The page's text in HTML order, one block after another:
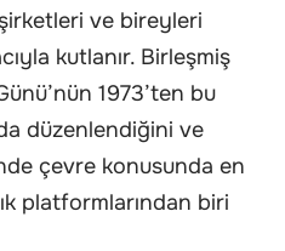
ve bireyleri
kutlanır. Birleşmiş
1973’ten bu
düzenlendiğini ve
çevre konusunda en
platformlarından biri